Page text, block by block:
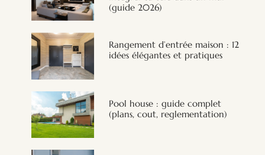
(guide 2026)
Rangement d’entrée maison : 12
idées élégantes et pratiques
Pool house : guide complet
(plans, cout, reglementation)